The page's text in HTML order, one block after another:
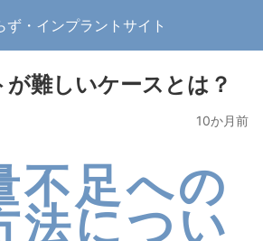
・インプラントサイト
難しいケースとは？
10か月前
足への
法につい